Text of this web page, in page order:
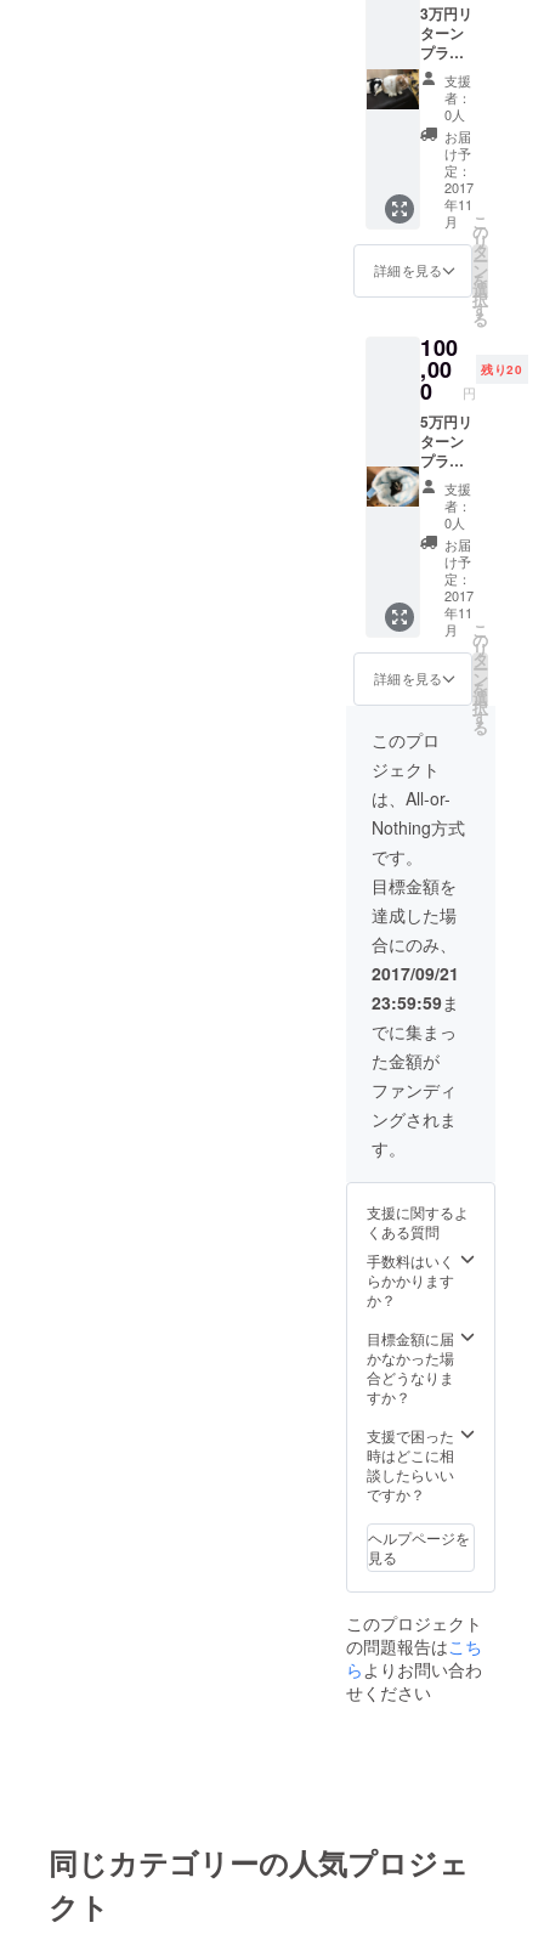
3万円リ
ターン
プラン
＋3回10
パーセ
ントオ
フ＋本
格オイ
ルマッ
サージ1
回体験
支援
者：
0人
お届
け予
定：
2017
年11
月
詳細を見る
こ
の
リ
タ
ー
ン
を
選
択
す
る
100
,00
0 円
残り20
5万円リ
ターン
プラン
＋店内
メ
ニュー
初回全
て無料
＋ネイ
ル無料
紹介券
＋美容
室無料
招待券
＋マッ
サージ3
回10
パーセ
ントオ
フ
支援
者：
0人
お届
け予
定：
2017
年11
月
詳細を見る
こ
の
リ
タ
ー
ン
を
選
択
す
る
このプロ
ジェクト
は、All-or-
Nothing方式
です。
目標金額を
達成した場
合にのみ、
2017/09/21
23:59:59ま
でに集まっ
た金額が
ファンディ
ングされま
す。
支援に関するよ
くある質問
手数料はいく
らかかります
か？
目標金額に届
かなかった場
合どうなりま
すか？
支援で困った
時はどこに相
談したらいい
ですか？
ヘルプページを
見る
このプロジェクト
の問題報告はこち
ら よりお問い合わ
せください
同じカテゴリーの人気プロジェ
クト